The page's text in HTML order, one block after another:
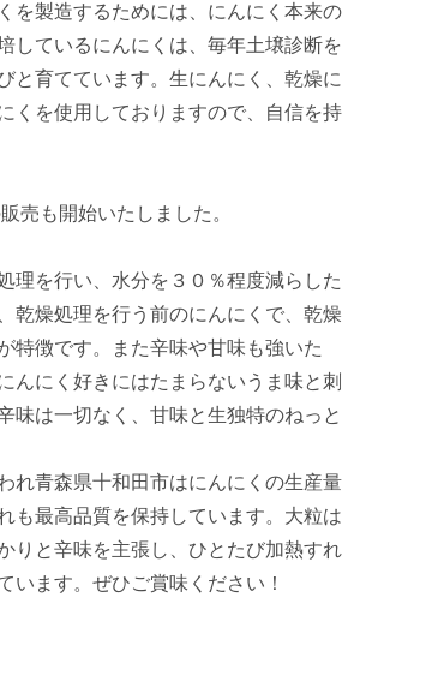
を製造するためには、にんにく本来の
しているにんにくは、毎年土壌診断を
と育てています。生にんにく、乾燥に
くを使用しておりますので、自信を持
売も開始いたしました。
を行い、水分を３０％程度減らした
乾燥処理を行う前のにんにくで、乾燥
特徴です。また辛味や甘味も強いた
んにく好きにはたまらないうま味と刺
味は一切なく、甘味と生独特のねっと
れ青森県十和田市はにんにくの生産量
も最高品質を保持しています。大粒は
りと辛味を主張し、ひとたび加熱すれ
います。ぜひご賞味ください！